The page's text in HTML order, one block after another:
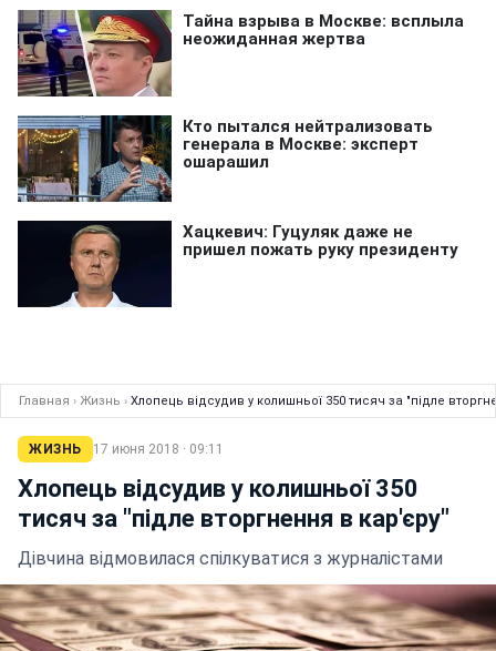
Главная › Жизнь › Хлопець відсудив у колишньої 350 тисяч за "підле
ЖИЗНЬ 17 июня 2018 · 09:11
Хлопець відсудив у колишньої 350
тисяч за "підле вторгнення в кар'єру"
Дівчина відмовилася спілкуватися з журналістами